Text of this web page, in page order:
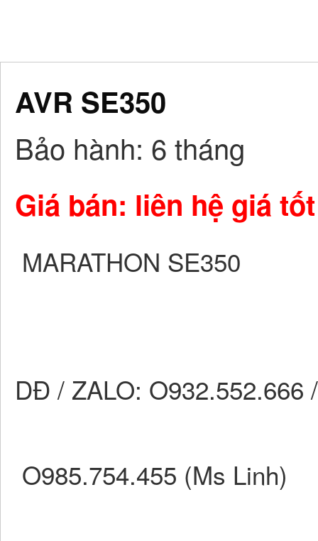
AVR SE350
Bảo hành: 6 tháng
Giá bán: liên hệ giá tốt
MARATHON SE350
DĐ / ZALO: O932.552.666
O985.754.455 (Ms Linh)